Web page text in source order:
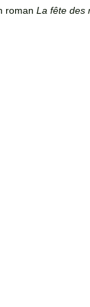
roman La fête des